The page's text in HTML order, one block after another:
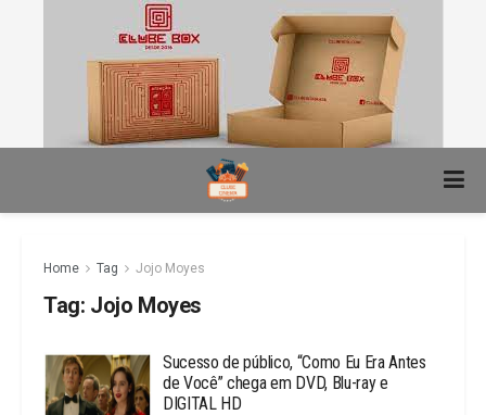
Home Tag Jojo Moyes
Tag: Jojo Moyes
Sucesso de público, “Como Eu Era Antes
de Você” chega em DVD, Blu-ray e
DIGITAL HD